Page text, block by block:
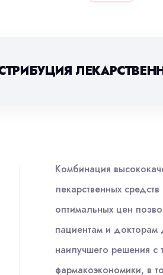
Комбинация
лекарственных средств
оптимальных цен
пациентам и докторам
наилучшего решения с
фармакоэкономики, в